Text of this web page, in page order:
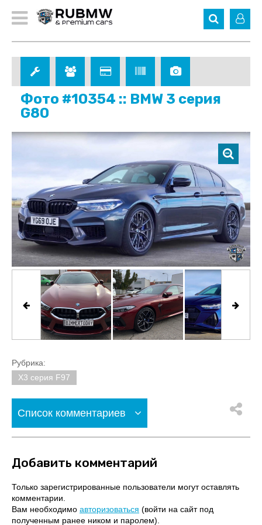
Фото #10354 :: BMW 3 серия
G80
Рубрика:
X3 серия F97
Список комментариев
Добавить комментарий
Только зарегистрированные пользователи могут оставлять
комментарии.
Вам необходимо авторизоваться (войти на сайт под
полученным ранее ником и паролем).